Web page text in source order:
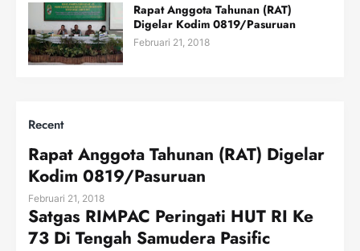
Rapat Anggota Tahunan (RAT)
Digelar Kodim 0819/Pasuruan
Februari 21, 2018
Recent
Rapat Anggota Tahunan (RAT) Digelar
Kodim 0819/Pasuruan
Februari 21, 2018
Satgas RIMPAC Peringati HUT RI Ke
73 Di Tengah Samudera Pasific